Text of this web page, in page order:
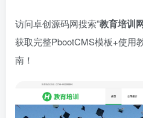
访问卓创源码网搜索”​教育培训
获取完整PbootCMS模板+使用
南！